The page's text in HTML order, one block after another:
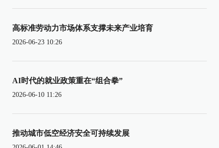
高标准劳动力市场体系支撑未来产业培育
2026-06-23 10:26
AI时代的就业政策重在“组合拳”
2026-06-10 11:26
推动城市低空经济安全可持续发展